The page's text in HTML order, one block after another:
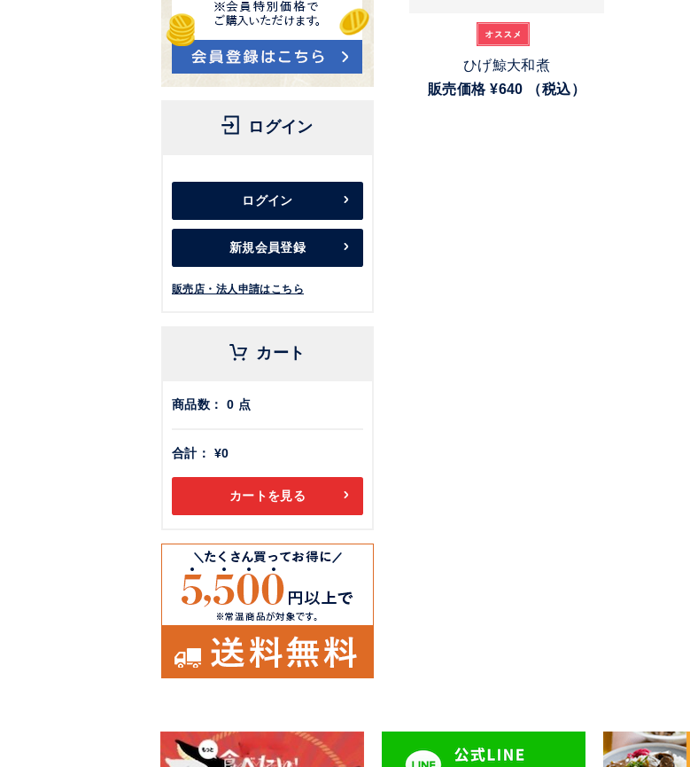
ひげ鯨大和煮
販売価格¥640 （税込）
ログイン
ログイン
新規会員登録
販売店・法人申請はこちら
カート
商品数：0 点
合計： ¥0
カートを見る